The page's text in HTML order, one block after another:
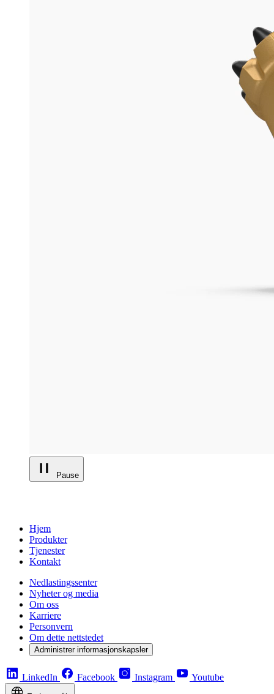
Pause
Hjem
Produkter
Tjenester
Kontakt
Nedlastingssenter
Nyheter og media
Om oss
Karriere
Personvern
Om dette nettstedet
Administrer informasjonskapsler
LinkedIn Facebook Instagram Youtube